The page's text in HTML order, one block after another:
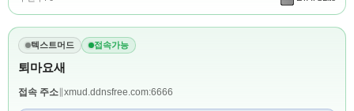
텍스트머드 접속가능
퇴마요새
접속 주소 xmud.ddnsfree.com:6666